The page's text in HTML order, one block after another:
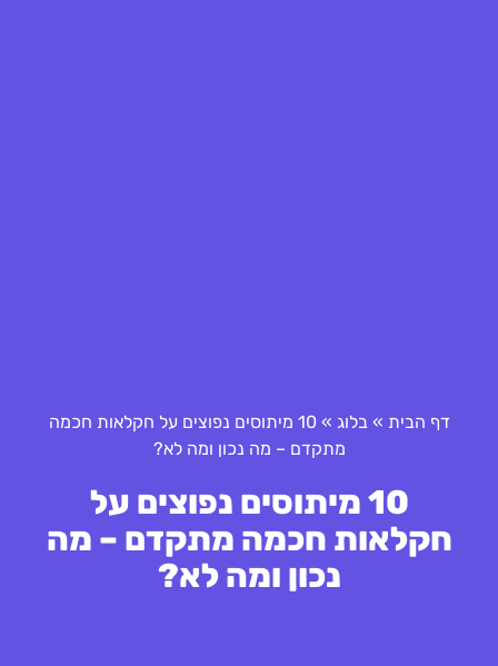
דף הבית »בלוג »
10 מיתוסים נפוצים על חקלאות חכמה
מתקדם – מה נכון ומה לא?
10 מיתוסים נפוצים על
חקלאות חכמה מתקדם – מה
נכון ומה לא?